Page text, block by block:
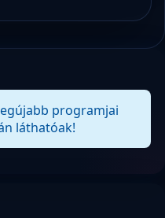
programjai
láthatóak!